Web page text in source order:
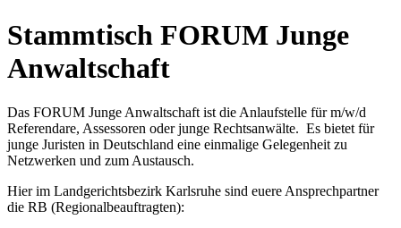
Stammtisch FORUM Junge
Anwaltschaft
Das FORUM Junge Anwaltschaft ist die Anlaufstelle für m/w/d
Referendare, Assessoren oder junge Rechtsanwälte. Es bietet für
junge Juristen in Deutschland eine einmalige Gelegenheit zu
Netzwerken und zum Austausch.
Hier im Landgerichtsbezirk Karlsruhe sind euere Ansprechpartner
die RB (Regionalbeauftragten):